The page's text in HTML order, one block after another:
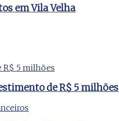
em Vila Velha
de R$ 5 milhões